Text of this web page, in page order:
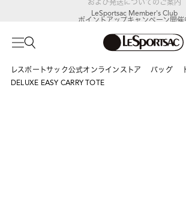
LeSportsac Member's Club
ポイントアップキャンペーン開催
レスポートサック公式オンラインストア バッグ
DELUXE EASY CARRY TOTE